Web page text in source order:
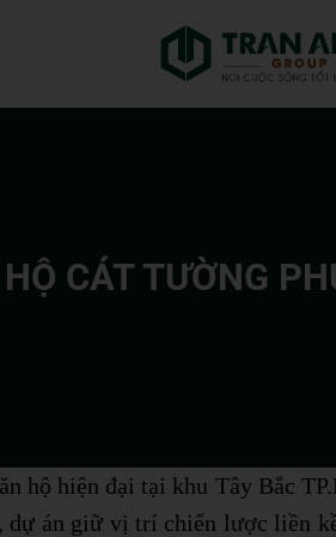
CÁT TƯỜNG
hộ hiện đại tại khu Tây Bắc
án giữ vị trí chiến lược liền